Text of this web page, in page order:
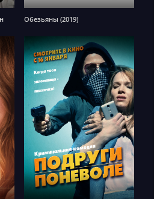
Обезьяны (2019)